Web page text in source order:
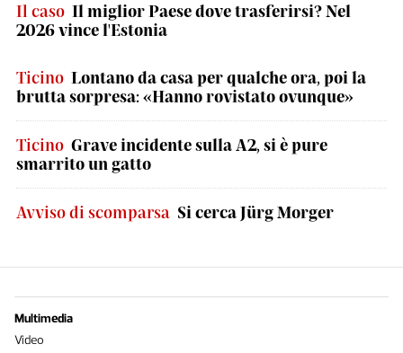
Il caso Il miglior Paese dove trasferirsi? Nel
2026 vince l'Estonia
Ticino Lontano da casa per qualche ora, poi la
brutta sorpresa: «Hanno rovistato ovunque»
Ticino Grave incidente sulla A2, si è pure
smarrito un gatto
Avviso di scomparsa Si cerca Jürg Morger
Multimedia
Video